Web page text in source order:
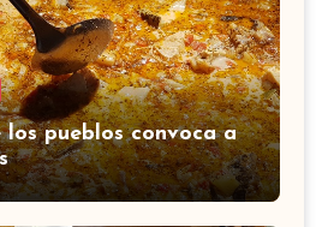
pueblos convoca a